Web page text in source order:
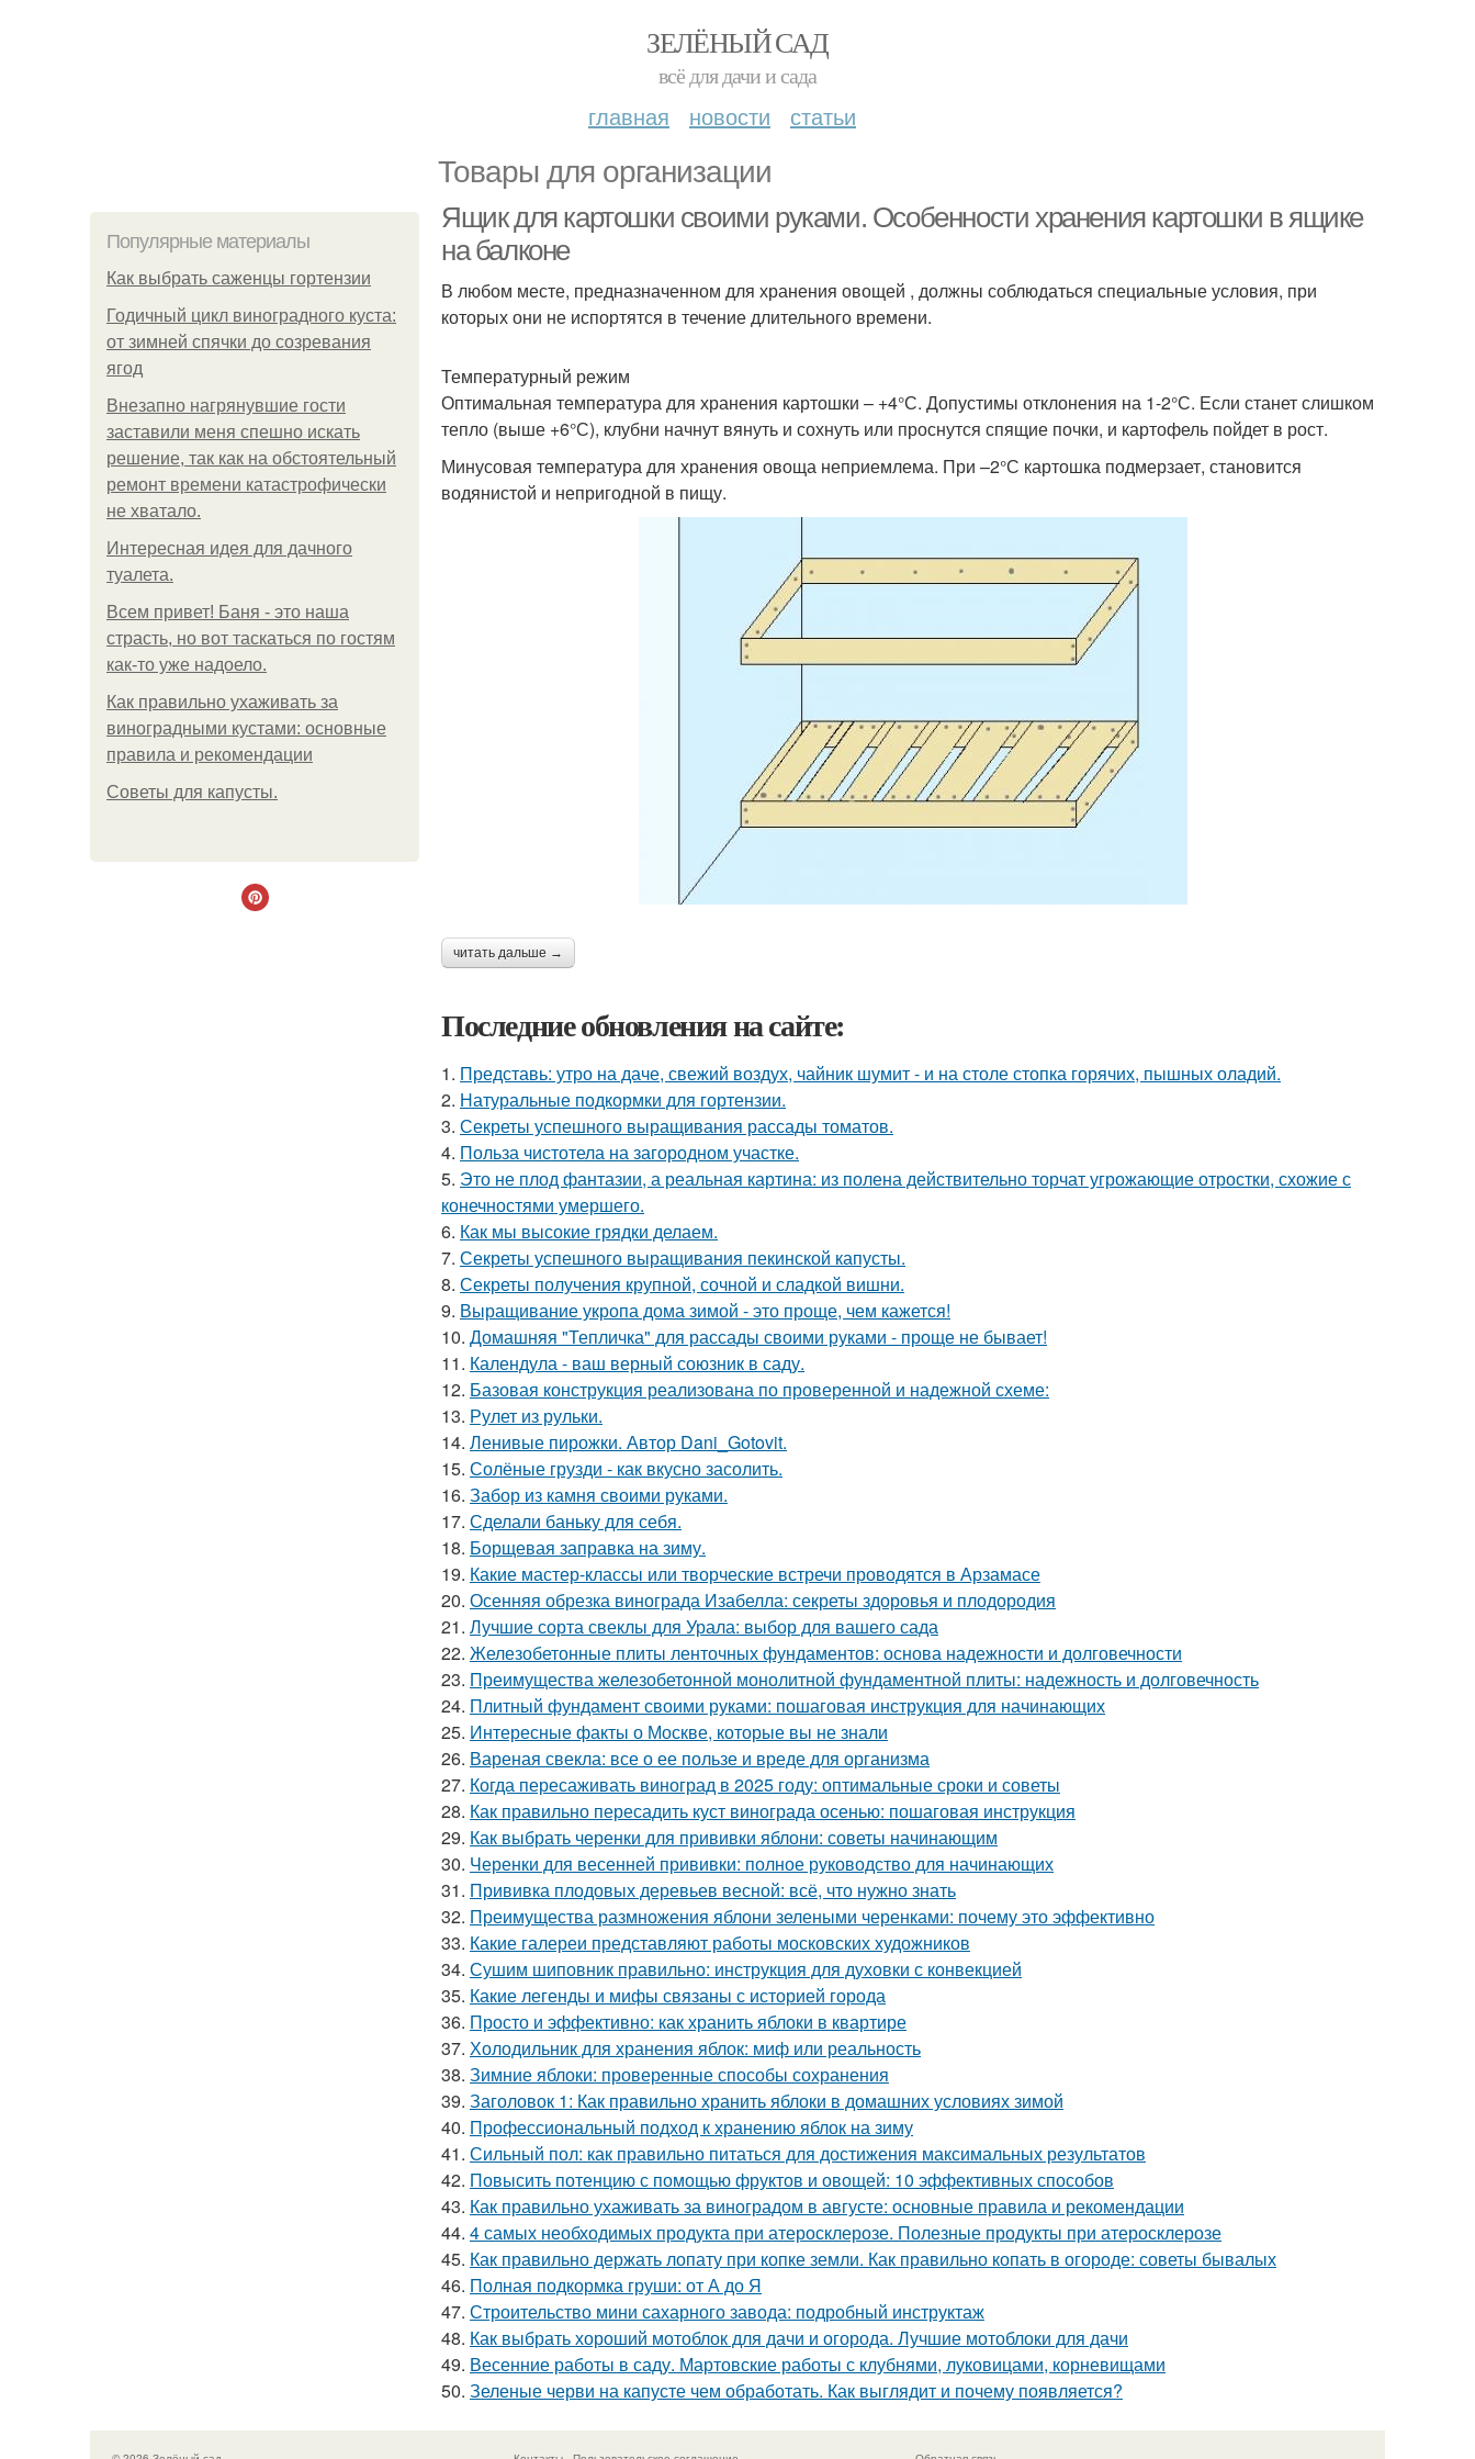
ЗЕЛЁНЫЙ САД
всё для дачи и сада
главная новости статьи
Товары для организации
Популярные материалы
Как выбрать саженцы гортензии
Годичный цикл виноградного куста:
от зимней спячки до созревания
ягод
Внезапно нагрянувшие гости
заставили меня спешно искать
решение, так как на обстоятельный
ремонт времени катастрофически
не хватало.
Интересная идея для дачного
туалета.
Всем привет! Баня - это наша
страсть, но вот таскаться по гостям
как-то уже надоело.
Как правильно ухаживать за
виноградными кустами: основные
правила и рекомендации
Советы для капусты.
Ящик для картошки своими руками. Особенности хранения картошки в ящике
на балконе
В любом месте, предназначенном для хранения овощей , должны соблюдаться специальные условия, при
которых они не испортятся в течение длительного времени.
Температурный режим
Оптимальная температура для хранения картошки – +4°С. Допустимы отклонения на 1-2°С. Если станет слишком
тепло (выше +6°С), клубни начнут вянуть и сохнуть или проснутся спящие почки, и картофель пойдет в рост.
Минусовая температура для хранения овоща неприемлема. При –2°С картошка подмерзает, становится
водянистой и непригодной в пищу.
читать дальше →
Последние обновления на сайте:
1. Представь: утро на даче, свежий воздух, чайник шумит - и на столе стопка горячих, пышных оладий.
2. Натуральные подкормки для гортензии.
3. Секреты успешного выращивания рассады томатов.
4. Польза чистотела на загородном участке.
5. Это не плод фантазии, а реальная картина: из полена действительно торчат угрожающие отростки, схожие с
конечностями умершего.
6. Как мы высокие грядки делаем.
7. Секреты успешного выращивания пекинской капусты.
8. Секреты получения крупной, сочной и сладкой вишни.
9. Выращивание укропа дома зимой - это проще, чем кажется!
10. Домашняя "Тепличка" для рассады своими руками - проще не бывает!
11. Календула - ваш верный союзник в саду.
12. Базовая конструкция реализована по проверенной и надежной схеме:
13. Рулет из рульки.
14. Ленивые пирожки. Автор Dani_Gotovit.
15. Солёные грузди - как вкусно засолить.
16. Забор из камня своими руками.
17. Сделали баньку для себя.
18. Борщевая заправка на зиму.
19. Какие мастер-классы или творческие встречи проводятся в Арзамасе
20. Осенняя обрезка винограда Изабелла: секреты здоровья и плодородия
21. Лучшие сорта свеклы для Урала: выбор для вашего сада
22. Железобетонные плиты ленточных фундаментов: основа надежности и долговечности
23. Преимущества железобетонной монолитной фундаментной плиты: надежность и долговечность
24. Плитный фундамент своими руками: пошаговая инструкция для начинающих
25. Интересные факты о Москве, которые вы не знали
26. Вареная свекла: все о ее пользе и вреде для организма
27. Когда пересаживать виноград в 2025 году: оптимальные сроки и советы
28. Как правильно пересадить куст винограда осенью: пошаговая инструкция
29. Как выбрать черенки для прививки яблони: советы начинающим
30. Черенки для весенней прививки: полное руководство для начинающих
31. Прививка плодовых деревьев весной: всё, что нужно знать
32. Преимущества размножения яблони зелеными черенками: почему это эффективно
33. Какие галереи представляют работы московских художников
34. Сушим шиповник правильно: инструкция для духовки с конвекцией
35. Какие легенды и мифы связаны с историей города
36. Просто и эффективно: как хранить яблоки в квартире
37. Холодильник для хранения яблок: миф или реальность
38. Зимние яблоки: проверенные способы сохранения
39. Заголовок 1: Как правильно хранить яблоки в домашних условиях зимой
40. Профессиональный подход к хранению яблок на зиму
41. Сильный пол: как правильно питаться для достижения максимальных результатов
42. Повысить потенцию с помощью фруктов и овощей: 10 эффективных способов
43. Как правильно ухаживать за виноградом в августе: основные правила и рекомендации
44. 4 самых необходимых продукта при атеросклерозе. Полезные продукты при атеросклерозе
45. Как правильно держать лопату при копке земли. Как правильно копать в огороде: советы бывалых
46. Полная подкормка груши: от А до Я
47. Строительство мини сахарного завода: подробный инструктаж
48. Как выбрать хороший мотоблок для дачи и огорода. Лучшие мотоблоки для дачи
49. Весенние работы в саду. Мартовские работы с клубнями, луковицами, корневищами
50. Зеленые черви на капусте чем обработать. Как выглядит и почему появляется?